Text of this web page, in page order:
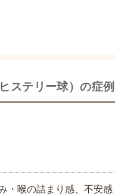
ステリー球）の症例
・喉の詰まり感、不安感